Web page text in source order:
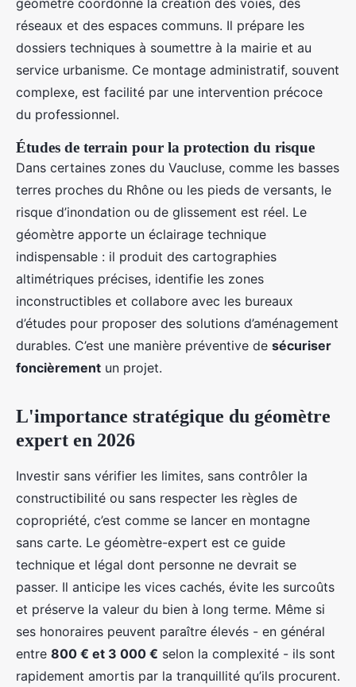
réseaux et des espaces communs. Il prépare les
dossiers techniques à soumettre à la mairie et au
service urbanisme. Ce montage administratif, souvent
complexe, est facilité par une intervention précoce
du professionnel.
Études de terrain pour la protection du risque
Dans certaines zones du Vaucluse, comme les basses
terres proches du Rhône ou les pieds de versants, le
risque d’inondation ou de glissement est réel. Le
géomètre apporte un éclairage technique
indispensable : il produit des cartographies
altimétriques précises, identifie les zones
inconstructibles et collabore avec les bureaux
d’études pour proposer des solutions d’aménagement
durables. C’est une manière préventive de sécuriser
foncièrement un projet.
L'importance stratégique du géomètre
expert en 2026
Investir sans vérifier les limites, sans contrôler la
constructibilité ou sans respecter les règles de
copropriété, c’est comme se lancer en montagne
sans carte. Le géomètre-expert est ce guide
technique et légal dont personne ne devrait se
passer. Il anticipe les vices cachés, évite les surcoûts
et préserve la valeur du bien à long terme. Même si
ses honoraires peuvent paraître élevés - en général
entre 800 € et 3 000 € selon la complexité - ils sont
rapidement amortis par la tranquillité qu’ils procurent.